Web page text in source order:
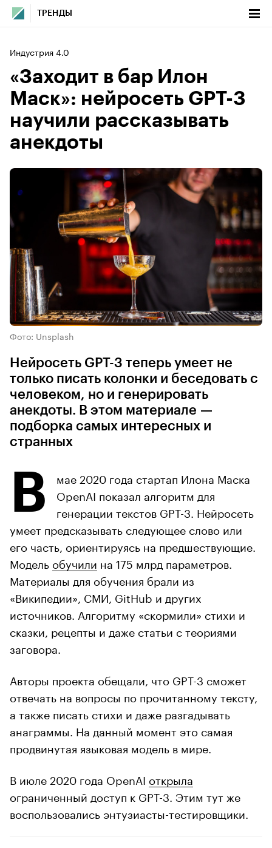
ТРЕНДЫ
Индустрия 4.0
«Заходит в бар Илон
Маск»: нейросеть GPT-3
научили рассказывать
анекдоты
Фото: Unsplash
Нейросеть GPT-3 теперь умеет не
только писать колонки и беседовать с
человеком, но и генерировать
анекдоты. В этом материале —
подборка самых интересных и
странных
В
мае 2020 года стартап Илона Маска
OpenAI показал алгоритм для
генерации текстов GPT-3. Нейросеть
умеет предсказывать следующее слово или
его часть, ориентируясь на предшествующие.
Модель обучили на 175 млрд параметров.
Материалы для обучения брали из
«Википедии», СМИ, GitHub и других
источников. Алгоритму «скормили» стихи и
сказки, рецепты и даже статьи с теориями
заговора.
Авторы проекта обещали, что GPT-3 сможет
отвечать на вопросы по прочитанному тексту,
а также писать стихи и даже разгадывать
анаграммы. На данный момент это самая
продвинутая языковая модель в мире.
В июле 2020 года OpenAI открыла
ограниченный доступ к GPT-3. Этим тут же
воспользовались энтузиасты-тестировщики.